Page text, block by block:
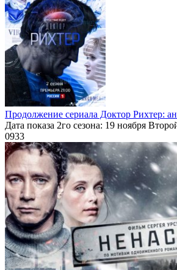
Продолжение сериала Доктор Рихтер:
Дата показа 2го сезона: 19 ноября
0933